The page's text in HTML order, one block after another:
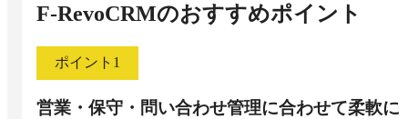
F-RevoCRMのおすすめポイント
ポイント 1
営業・保守・問い合わせ管理に合わせて柔軟に